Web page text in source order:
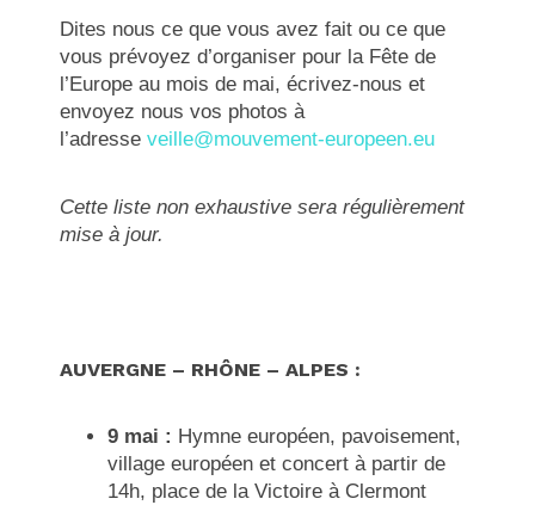
Dites nous ce que vous avez fait ou ce que
vous prévoyez d’organiser pour la Fête de
l’Europe au mois de mai, écrivez-nous et
envoyez nous vos photos à
l’adresseveille@mouvement-europeen.eu
Cette liste non exhaustive sera régulièrement
mise à jour.
AUVERGNE – RHÔNE – ALPES :
9 mai : Hymne européen, pavoisement,
village européen et concert à partir de
14h, place de la Victoire à Clermont